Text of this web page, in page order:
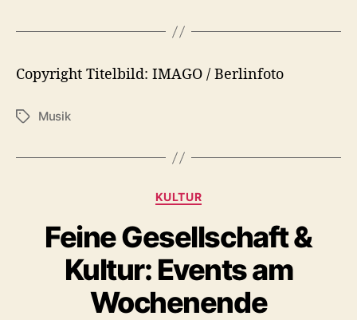
Copyright Titelbild: IMAGO / Berlinfoto
S
Musik
K
t
e
g
o
r
KULTUR
Feine Gesellschaft &
Kultur: Events am
Wochenende